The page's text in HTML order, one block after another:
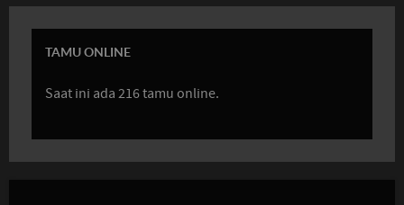
TAMU ONLINE
Saat ini ada 216 tamu online.